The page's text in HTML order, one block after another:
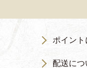
ポイント
配送につ